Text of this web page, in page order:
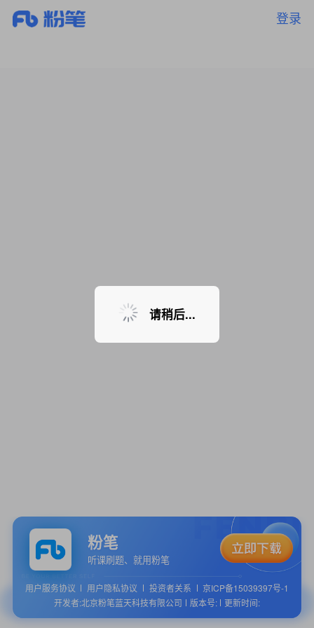
登录
暂无课程，敬请期待
粉笔
听课刷题、就用粉笔
用户服务协议 用户隐私协议 投资者关系
京ICP备15039397号-1
开发者:北京粉笔蓝天科技有限公司
版本号: 更新时间:
请稍后...